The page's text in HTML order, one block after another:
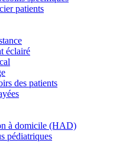
patients
éclairé
des patients
à domicile (HAD)
pédiatriques